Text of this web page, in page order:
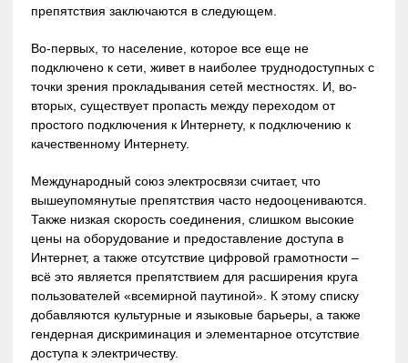
препятствия заключаются в следующем.
Во-первых, то население, которое все еще не
подключено к сети, живет в наиболее труднодоступных с
точки зрения прокладывания сетей местностях. И, во-
вторых, существует пропасть между переходом от
простого подключения к Интернету, к подключению к
качественному Интернету.
Международный союз электросвязи считает, что
вышеупомянутые препятствия часто недооцениваются.
Также низкая скорость соединения, слишком высокие
цены на оборудование и предоставление доступа в
Интернет, а также отсутствие цифровой грамотности –
всё это является препятствием для расширения круга
пользователей «всемирной паутиной». К этому списку
добавляются культурные и языковые барьеры, а также
гендерная дискриминация и элементарное отсутствие
доступа к электричеству.